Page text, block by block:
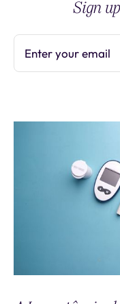
Sign
Enter your email